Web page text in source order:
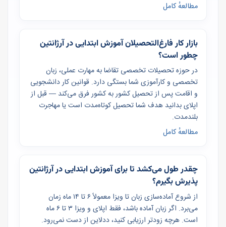
مطالعهٔ کامل
بازار کار فارغ‌التحصیلان آموزش ابتدایی در آرژانتین
چطور است؟
در حوزه تحصیلات تخصصی تقاضا به مهارت عملی، زبان
تخصصی و کارآموزی شما بستگی دارد. قوانین کار دانشجویی
و اقامت پس از تحصیل کشور به کشور فرق می‌کند — قبل از
اپلای بدانید هدف شما تحصیل کوتاه‌مدت است یا مهاجرت
بلندمدت.
مطالعهٔ کامل
چقدر طول می‌کشد تا برای آموزش ابتدایی در آرژانتین
پذیرش بگیرم؟
از شروع آماده‌سازی زبان تا ویزا معمولاً ۶ تا ۱۴ ماه زمان
می‌برد. اگر زبان آماده باشد، فقط اپلای و ویزا ۳ تا ۶ ماه
است. هرچه زودتر ارزیابی کنید، ددلاین از دست نمی‌رود.